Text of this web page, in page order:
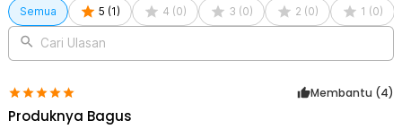
Semua 5 (1) 4 (0) 3 (0) 2 (0) 1 (0)
Cari Ulasan
Membantu (4)
Produknya Bagus